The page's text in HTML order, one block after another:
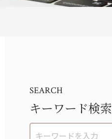
SEARCH
キーワード検索